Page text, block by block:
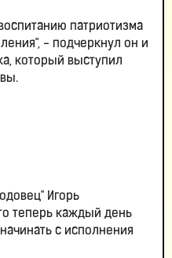
патриотизма
- подчеркнул он и
который выступил
Игорь
теперь каждый день
с исполнения